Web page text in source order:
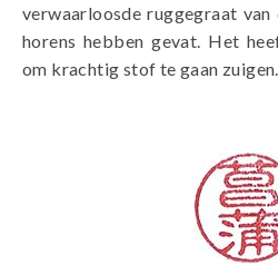
verwaarloosde ruggegraat
horens hebben gevat. Het
om krachtig stof te gaan zuigen.